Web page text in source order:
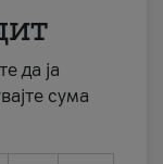
да ја
сума